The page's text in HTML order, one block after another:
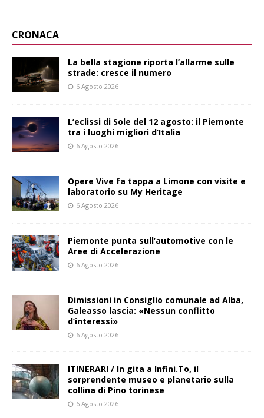
CRONACA
La bella stagione riporta l’allarme sulle
strade: cresce il numero
6 Agosto 2026
L’eclissi di Sole del 12 agosto: il Piemonte
tra i luoghi migliori d’Italia
6 Agosto 2026
Opere Vive fa tappa a Limone con visite e
laboratorio su My Heritage
6 Agosto 2026
Piemonte punta sull’automotive con le
Aree di Accelerazione
6 Agosto 2026
Dimissioni in Consiglio comunale ad Alba,
Galeasso lascia: «Nessun conflitto
d’interessi»
6 Agosto 2026
ITINERARI / In gita a Infini.To, il
sorprendente museo e planetario sulla
collina di Pino torinese
6 Agosto 2026